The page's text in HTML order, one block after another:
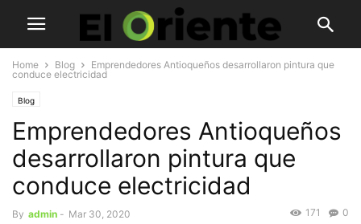
Home Blog
Emprendedores Antioqueños desarrollaron pintura que
conduce electricidad
Blog
Emprendedores Antioqueños
desarrollaron pintura que
conduce electricidad
By admin - Mar 30, 2020 0
171